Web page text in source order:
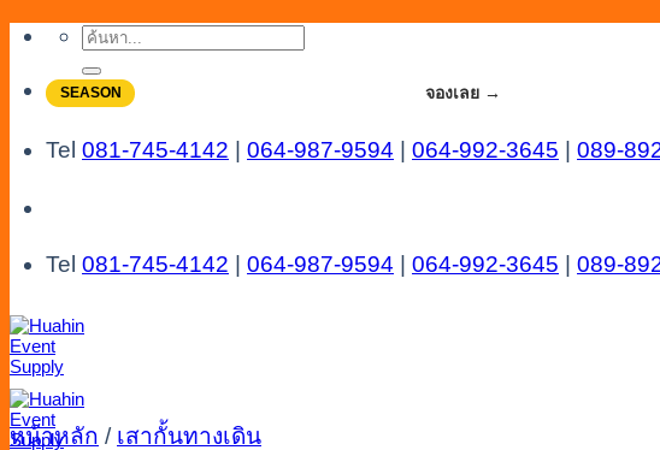
Skip
content
ค้นหา:
SEASON จองเลย →
Tel 081-745-4142 064-987-9594 064-992-3645 089-
Tel 081-745-4142 064-987-9594 064-992-3645 089-
หน้าหลัก / เสากั้นทางเดิน